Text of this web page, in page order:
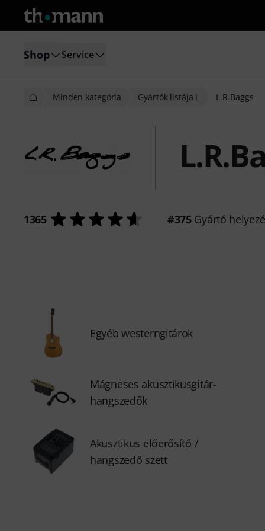
Shop Service
Minden kategória Gyártók listája L L.R.Baggs
1365 #375Gyártó
Egyéb westerngitárok
Mágneses akusztikusgitár-
hangszedők
Akusztikus előerősítő /
hangszedő szett